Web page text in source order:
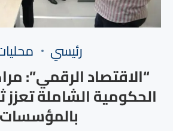
رئيسي
“الاقتصاد الرقمي”:
الحكومية الشاملة
بالمؤسسات